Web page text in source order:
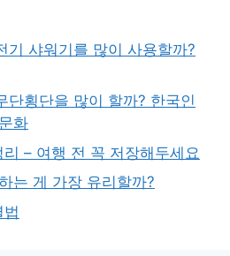
기 샤워기를 많이 사용할까?
단횡단을 많이 할까? 한국인
화
– 여행 전 꼭 저장해두세요
는 게 가장 유리할까?
법